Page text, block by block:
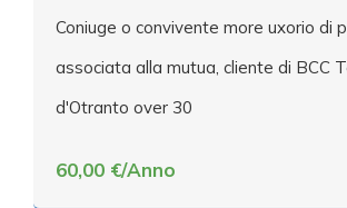
Coniuge o convivente more uxorio di
associata alla mutua, cliente di BCC
d'Otranto over 30
60,00 €/Anno